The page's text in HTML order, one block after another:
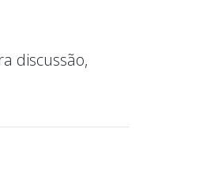
discussão,